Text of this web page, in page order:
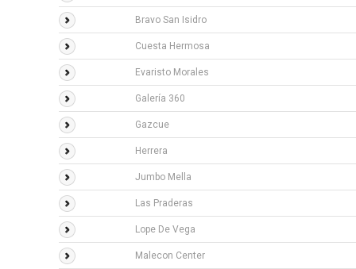
Bravo San Isidro
Cuesta Hermosa
Evaristo Morales
Galería 360
Gazcue
Herrera
Jumbo Mella
Las Praderas
Lope De Vega
Malecon Center